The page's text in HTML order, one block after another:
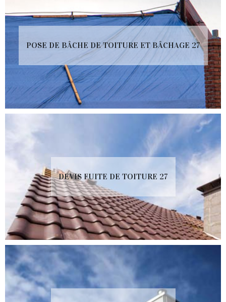
POSE DE BÂCHE DE TOITURE ET BÂCHAGE 27
DEVIS FUITE DE TOITURE 27